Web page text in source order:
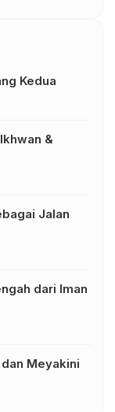
Kedua
&
Jalan
dari Iman
Meyakini